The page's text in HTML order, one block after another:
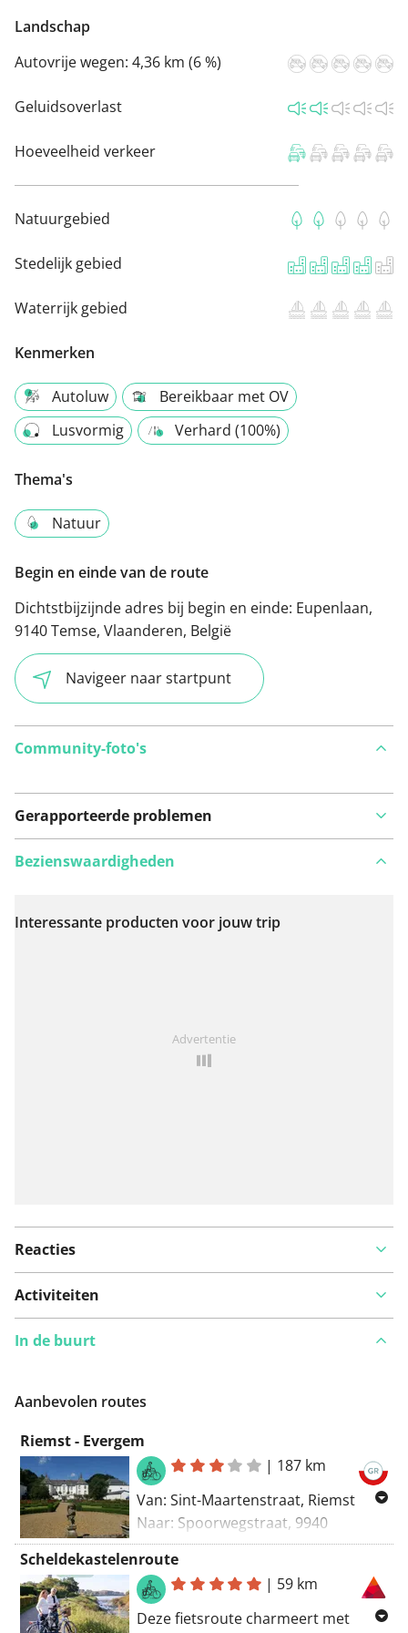
Landschap
Autovrije wegen: 4,36 km (6 %)
Geluidsoverlast
Hoeveelheid verkeer
Natuurgebied
Stedelijk gebied
Waterrijk gebied
Kenmerken
Autoluw
Bereikbaar met OV
Lusvormig
Verhard (100%)
Thema's
Natuur
Begin en einde van de route
Dichtstbijzijnde adres bij begin en einde: Eupenlaan,
9140 Temse, Vlaanderen, België
Navigeer naar startpunt
Community-foto's
Gerapporteerde problemen
Bekijk op kaart
Bezienswaardigheden
Interessante producten voor jouw trip
Advertentie
Reacties
Activiteiten
In de buurt
Aanbevolen routes
Riemst - Evergem
| 187 km
Van: Sint-Maartenstraat, Riemst
Naar: Spoorwegstraat, 9940
Evergem, Vlaanderen, België
Routering: Recreatief fietsen -
knooppunten
Scheldekastelenroute
| 59 km
Deze fietsroute charmeert met